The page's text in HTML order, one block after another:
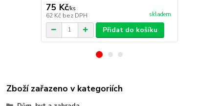
75 Kč/ks
62 Kč bez DPH skladem
Přidat do košíku
Zboží zařazeno v kategoriích